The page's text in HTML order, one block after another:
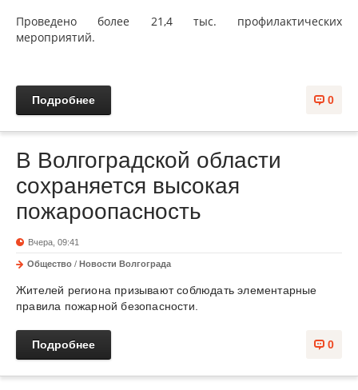
Проведено более 21,4 тыс. профилактических
мероприятий.
0
Подробнее
В Волгоградской области
сохраняется высокая
пожароопасность
Вчера, 09:41
Общество / Новости Волгограда
Жителей региона призывают соблюдать элементарные
правила пожарной безопасности.
0
Подробнее